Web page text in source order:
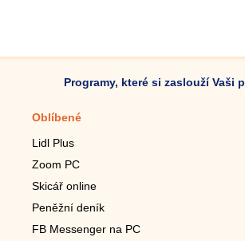
Programy, které si zaslouží Vaši
Oblíbené
Lidl Plus
Zoom PC
Skicář online
Peněžní deník
FB Messenger na PC